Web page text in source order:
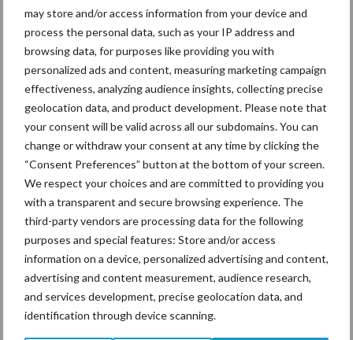
may store and/or access information from your device and
process the personal data, such as your IP address and
browsing data, for purposes like providing you with
personalized ads and content, measuring marketing campaign
effectiveness, analyzing audience insights, collecting precise
geolocation data, and product development. Please note that
your consent will be valid across all our subdomains. You can
change or withdraw your consent at any time by clicking the
“Consent Preferences” button at the bottom of your screen.
We respect your choices and are committed to providing you
with a transparent and secure browsing experience. The
third-party vendors are processing data for the following
purposes and special features: Store and/or access
information on a device, personalized advertising and content,
advertising and content measurement, audience research,
and services development, precise geolocation data, and
identification through device scanning.
De speenhuid: een vaak
onderschatte risicofactor
voor mastitis
ForFarmers ziet volume en
marktaandeel groeien in
krimpende Nederlandse
markt
Themapagina's
Diergezondheid Bemesting Fokkerij